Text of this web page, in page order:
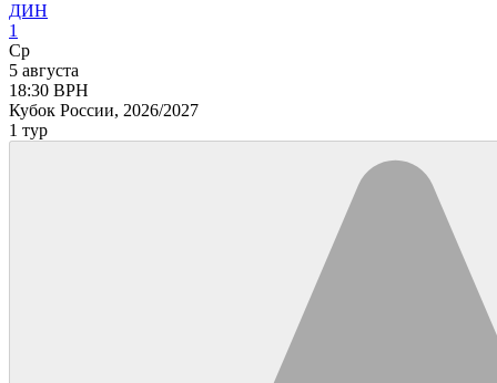
ДИН
1
Ср
5 августа
18:30 ВРН
Кубок России, 2026/2027
1 тур